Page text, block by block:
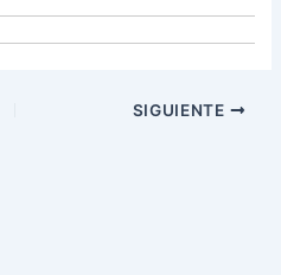
SIGUIENTE